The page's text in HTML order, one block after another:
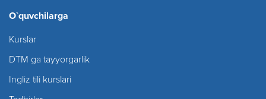
O`quvchilarga
Kurslar
DTM ga tayyorgarlik
Ingliz tili kurslari